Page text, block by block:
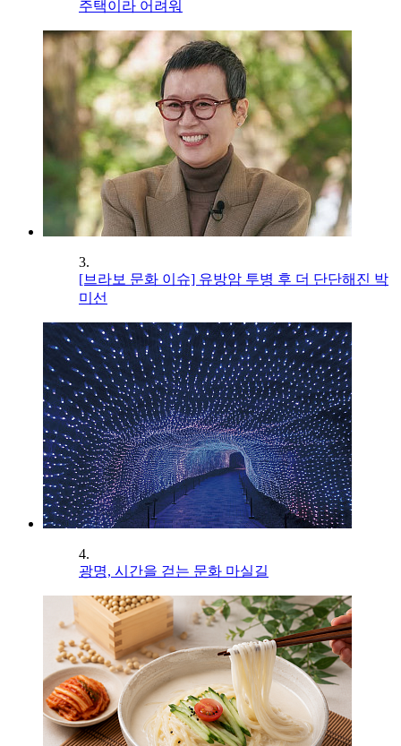
주택이라 어려워
3.
[브라보 문화 이슈] 유방암 투병 후 더 단단해진 박
미선
4.
광명, 시간을 걷는 문화 마실길